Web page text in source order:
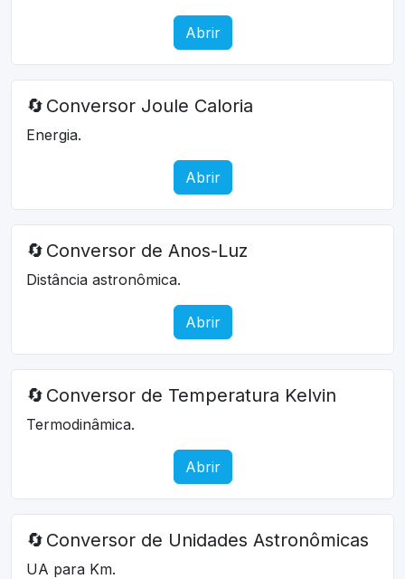
Abrir
🔄 Conversor Joule Caloria
Energia.
Abrir
🔄 Conversor de Anos-Luz
Distância astronômica.
Abrir
🔄 Conversor de Temperatura Kelvin
Termodinâmica.
Abrir
🔄 Conversor de Unidades Astronômicas
UA para Km.